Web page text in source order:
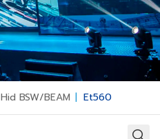
Hid BSW/BEAM | Et560